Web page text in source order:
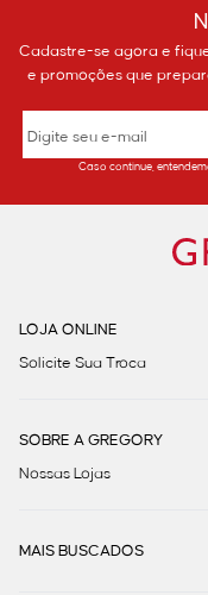
Cadastre-se agora e
e promoções que
Caso continue,
LOJA ONLINE
Solicite Sua Troca
SOBRE A GREGORY
Nossas Lojas
MAIS BUSCADOS